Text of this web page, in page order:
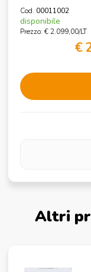
Cod. 00011002
disponibile
Prezzo: € 2.099,00/LT
€
Altri